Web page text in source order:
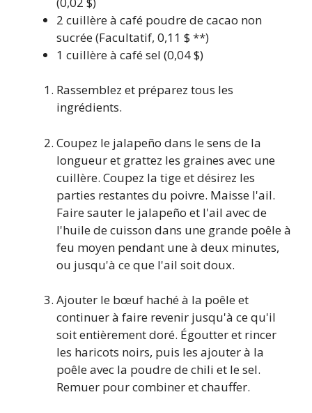
2 cuillère à café poudre de cacao non
sucrée(Facultatif, 0,11 $ **)
1 cuillère à cafésel (0,04 $)
Rassemblez et préparez tous les
ingrédients.
Coupez le jalapeño dans le sens de la
longueur et grattez les graines avec une
cuillère. Coupez la tige et désirez les
parties restantes du poivre. Maisse l'ail.
Faire sauter le jalapeño et l'ail avec de
l'huile de cuisson dans une grande poêle à
feu moyen pendant une à deux minutes,
ou jusqu'à ce que l'ail soit doux.
Ajouter le bœuf haché à la poêle et
continuer à faire revenir jusqu'à ce qu'il
soit entièrement doré. Égoutter et rincer
les haricots noirs, puis les ajouter à la
poêle avec la poudre de chili et le sel.
Remuer pour combiner et chauffer.